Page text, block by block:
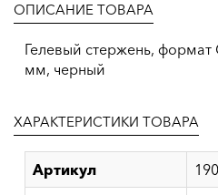
ОПИСАНИЕ ТОВАРА
Гелевый стержень,
мм, черный
ХАРАКТЕРИСТИКИ ТОВАРА
Артикул